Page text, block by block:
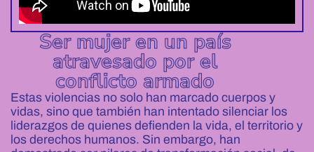
Ser mujeren un país
atravesado por el
conflicto armado
Estas violencias no solo han marcado cuerpos y
vidas, sino que también han intentado silenciar los
liderazgos de quienes defienden la vida, el territorio y
los derechos humanos. Sin embargo, han